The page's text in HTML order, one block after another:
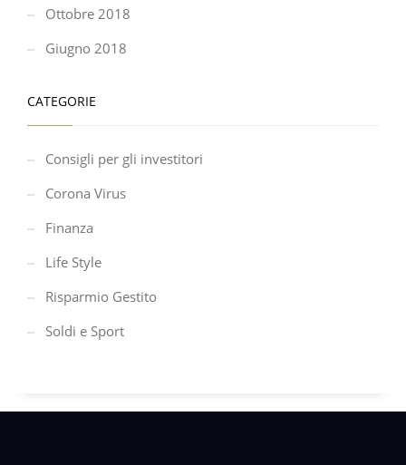
Ottobre 2018
Giugno 2018
CATEGORIE
Consigli per gli investitori
Corona Virus
Finanza
Life Style
Risparmio Gestito
Soldi e Sport